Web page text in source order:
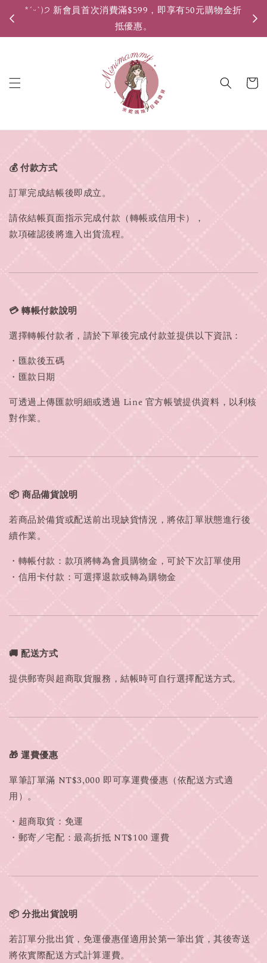
*ˊᵕˋ)੭ 新會員首次消費滿$599，即享有50元購物金折
抵優惠。
💰 付款方式
訂單完成結帳後即成立。
請依結帳頁面指示完成付款（轉帳或信用卡），
款項確認後將進入出貨流程。
💳 轉帳付款說明
選擇轉帳付款者，請於下單後完成付款並提供以下資訊：
・匯款後五碼
・匯款日期
可透過上傳匯款明細或透過 Line 官方帳號提供資料，以利核
對作業。
📦 商品備貨說明
若商品於備貨或配送前出現缺貨情況，將依訂單狀態進行後
續作業。
・轉帳付款：款項將轉為會員購物金，可於下次訂單使用
・信用卡付款：可選擇退款或轉為購物金
🚚 配送方式
提供郵寄與超商取貨服務，結帳時可自行選擇配送方式。
🎁 運費優惠
單筆訂單滿 NT$3,000 即可享運費優惠（依配送方式適
用）。
・超商取貨：免運
・郵寄／宅配：最高折抵 NT$100 運費
📦 分批出貨說明
若訂單分批出貨，免運優惠僅適用於第一筆出貨，其後寄送
將依實際配送方式計算運費。